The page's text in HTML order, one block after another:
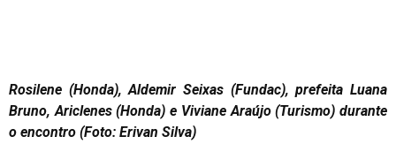
Rosilene (Honda), Aldemir Seixas (Fundac), prefeita Luana
Bruno, Ariclenes (Honda) e Viviane Araújo (Turismo) durante
o encontro (Foto: Erivan Silva)